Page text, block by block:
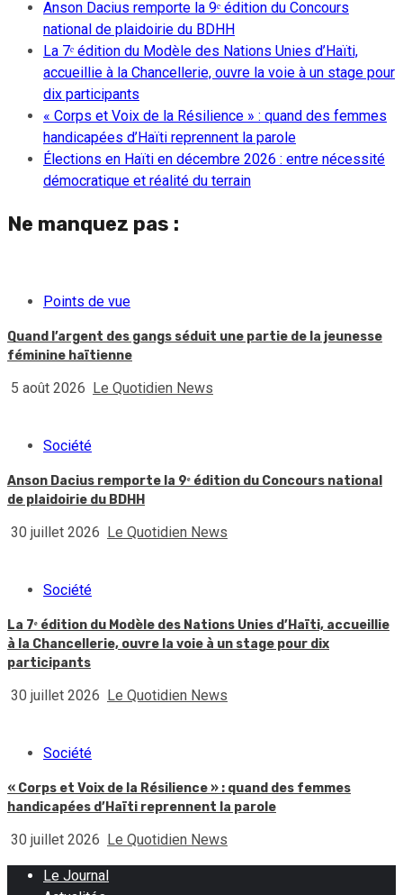
Anson Dacius remporte la 9ᵉ édition du Concours
national de plaidoirie du BDHH
La 7ᵉ édition du Modèle des Nations Unies d’Haïti,
accueillie à la Chancellerie, ouvre la voie à un stage pour
dix participants
« Corps et Voix de la Résilience » : quand des femmes
handicapées d’Haïti reprennent la parole
Élections en Haïti en décembre 2026 : entre nécessité
démocratique et réalité du terrain
Ne manquez pas :
Points de vue
Quand l’argent des gangs séduit une partie de la jeunesse
féminine haïtienne
5 août 2026 Le Quotidien News
Société
Anson Dacius remporte la 9ᵉ édition du Concours national
de plaidoirie du BDHH
30 juillet 2026 Le Quotidien News
Société
La 7ᵉ édition du Modèle des Nations Unies d’Haïti, accueillie
à la Chancellerie, ouvre la voie à un stage pour dix
participants
30 juillet 2026 Le Quotidien News
Société
« Corps et Voix de la Résilience » : quand des femmes
handicapées d’Haïti reprennent la parole
30 juillet 2026 Le Quotidien News
Le Journal